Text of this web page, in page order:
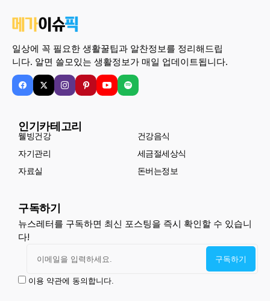
일상에 꼭 필요한 생활꿀팁과 알찬정보를 정리해드립
니다. 알면 쓸모있는 생활정보가 매일 업데이트됩니다.
인기카테고리
웰빙건강
건강음식
자기관리
세금절세상식
자료실
돈버는정보
구독하기
뉴스레터를 구독하면 최신 포스팅을 즉시 확인할 수 있습니
다!
이용 약관에 동의합니다.